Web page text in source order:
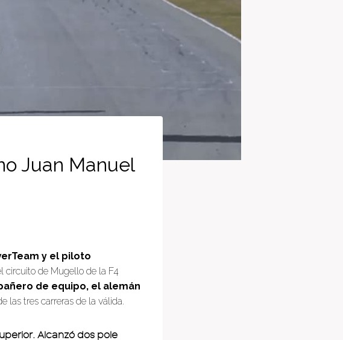
Juan Manuel
y el piloto
circuito de Mugello de la F4
de equipo, el alemán
las tres carreras de la válida.
Alcanzó dos pole